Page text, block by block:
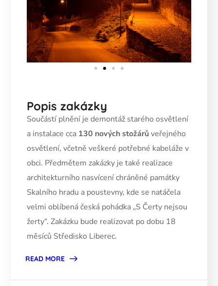
Popis zakázky
Součástí plnění je demontáž starého osvětlení
a instalace cca 130 nových stožárů veřejného
osvětlení, včetně veškeré potřebné kabeláže v
obci. Předmětem zakázky je také realizace
architekturního nasvícení chráněné památky
Skalního hradu a poustevny, kde se natáčela
velmi oblíbená česká pohádka „S Čerty nejsou
žerty“. Zakázku bude realizovat po dobu 18
měsíců Středisko Liberec.
READ MORE